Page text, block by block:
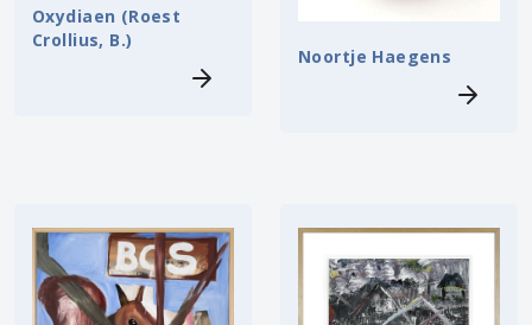
Oxydiaen (Roest
Crollius, B.)
Noortje Haegens